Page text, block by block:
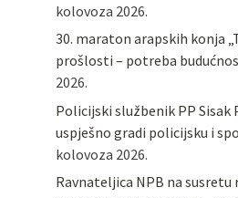
kolovoza 2026.
30. maraton arapskih konja
prošlosti – potreba
2026.
Policijski službenik PP Sisak
uspješno gradi policijsku i
kolovoza 2026.
Ravnateljica NPB na susretu